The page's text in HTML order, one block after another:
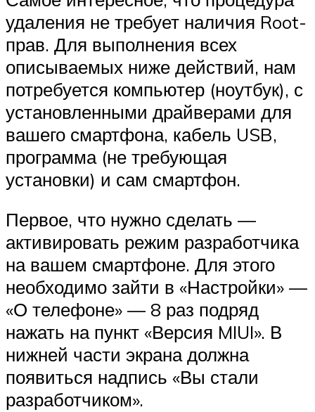
удаления не требует наличия Root-
прав. Для выполнения всех
описываемых ниже действий, нам
потребуется компьютер (ноутбук), с
установленными драйверами для
вашего смартфона, кабель USB,
программа (не требующая
установки) и сам смартфон.
Первое, что нужно сделать —
активировать режим разработчика
на вашем смартфоне. Для этого
необходимо зайти в «Настройки» —
«О телефоне» — 8 раз подряд
нажать на пункт «Версия MIUI». В
нижней части экрана должна
появиться надпись «Вы стали
разработчиком».